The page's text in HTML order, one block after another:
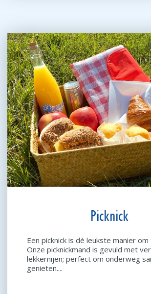
Picknick
Een picknick is dé leukste manier om
Onze picknickmand is gevuld met
lekkernijen; perfect om onderweg
genieten....